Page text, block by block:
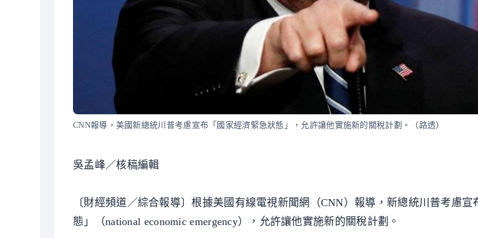
CNN報導，美國新總統川普考慮宣布「國家經濟緊急狀態」，允許讓他實施新的關稅計劃。（路透）
吳孟峰／核稿編輯
〔財經頻道／綜合報導〕根據美國有線電視新聞網（CNN）報導，新總統川普考慮
態」（national economic emergency），允許讓他實施新的關稅計劃。